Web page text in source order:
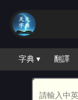
字典 ▾ 翻譯